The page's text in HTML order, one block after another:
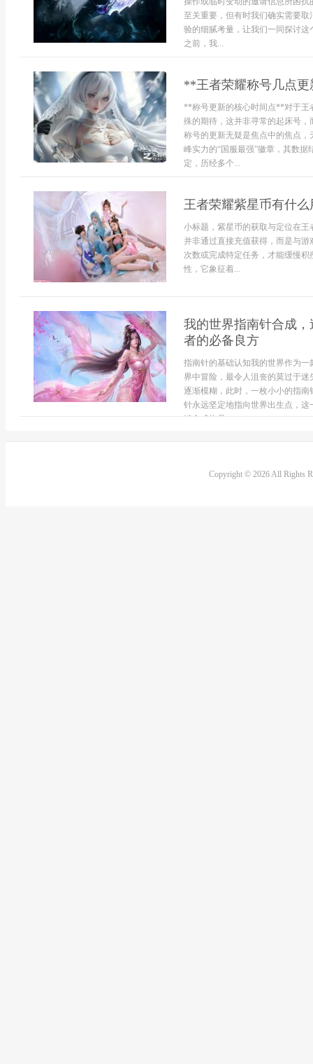
至关重要，但有时我们确实需要
验的细腻考量，让我们一同探讨
之前，我...
**王者荣耀称号几点
**称号更新的核心时间点**对于王
殊的期待，这并非寻常的起床号
称号的更新无疑是焦点中的焦点，
峰实力的“国服最强”徽章，其数
定，历经多个...
王者荣耀紫星币有什
小标题，紫星币的获取与定位在
并非通过直接充值获得，而是与游
次数或完成特定任务，才能缓慢
性，它象征着...
我的世界指南针合成
者的必备良方
指南针的基础认知我的世界作为
界中冒险，最令人沮丧的莫过于
逐渐模糊，此时，一枚小小的指
针永远坚定地指向世界出生点，
键合成物品...
Copyright © 2026 All Rights